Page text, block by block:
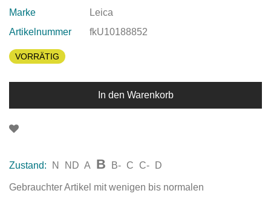
Marke
Leica
Artikelnummer
fkU10188852
VORRÄTIG
In den Warenkorb
Zustand: N ND A B B- C C- D
Gebrauchter Artikel mit wenigen bis normalen